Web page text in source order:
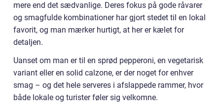
mere end det sædvanlige. Deres fokus på gode råvarer
og smagfulde kombinationer har gjort stedet til en lokal
favorit, og man mærker hurtigt, at her er kælet for
detaljen.
Uanset om man er til en sprød pepperoni, en vegetarisk
variant eller en solid calzone, er der noget for enhver
smag – og det hele serveres i afslappede rammer, hvor
både lokale og turister føler sig velkomne.